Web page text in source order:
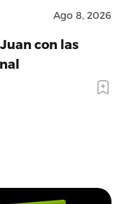
Ago 8, 2026
con las